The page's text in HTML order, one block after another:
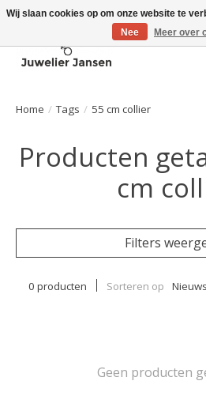
Home / Tags / 55 cm collier
Producten
cm
Filters
0 producten Sorteren op
Geen producten
Wij slaan cookies op om onze website te
Nee
Meer over